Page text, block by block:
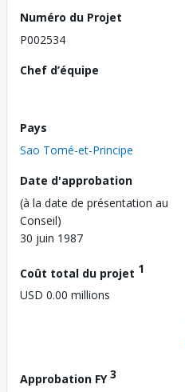
Numéro du Projet
P002534
Chef d’équipe
Pays
Sao Tomé-et-Principe
Date d'approbation
(à la date de présentation au
Conseil)
30 juin 1987
Coût total du projet 1
USD 0.00 millions
Approbation FY3